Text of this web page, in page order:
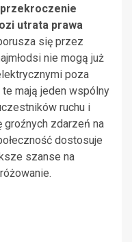
utrata prawa
się przez
nie mogą już
poza
mają jeden wspólny
ruchu i
zdarzeń na
dostosuje
szanse na